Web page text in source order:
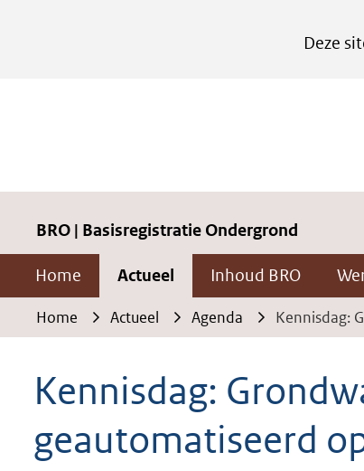
Deze
van
cookies
op
deze
website
worden
BRO | Basisregistratie Ondergrond
Home Actueel Inhoud BRO
Home Actueel Agenda Kennisdag:
Kennisdag:
geautomatiseerd